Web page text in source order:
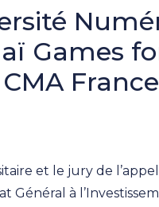
Games
et le jury de
Général à